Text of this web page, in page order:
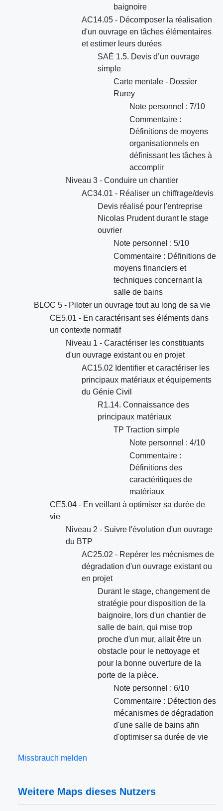
baignoire
AC14.05 - Décomposer la réalisation
d'un ouvrage en tâches élémentaires
et estimer leurs durées
SAÉ 1.5. Devis d’un ouvrage
simple
Carte mentale - Dossier
Rurey
Note personnel : 7/10
Commentaire :
Définitions de moyens
organisationnels en
définissant les tâches à
accomplir
Niveau 3 - Conduire un chantier
AC34.01 - Réaliser un chiffrage/devis
Devis réalisé pour l'entreprise
Nicolas Prudent durant le stage
ouvrier
Note personnel : 5/10
Commentaire : Définitions de
moyens financiers et
techniques concernant la
salle de bains
BLOC 5 - Piloter un ouvrage tout au long de sa vie
CE5.01 - En caractérisant ses éléments dans
un contexte normatif
Niveau 1 - Caractériser les constituants
d'un ouvrage existant ou en projet
AC15.02 Identifier et caractériser les
principaux matériaux et équipements
du Génie Civil
R1.14. Connaissance des
principaux matériaux
TP Traction simple
Note personnel : 4/10
Commentaire :
Définitions des
caractéritiques de
matériaux
CE5.04 - En veillant à optimiser sa durée de
vie
Niveau 2 - Suivre l'évolution d'un ouvrage
du BTP
AC25.02 - Repérer les mécnismes de
dégradation d'un ouvrage existant ou
en projet
Durant le stage, changement de
stratégie pour disposition de la
baignoire, lors d'un chantier de
salle de bain, qui mise trop
proche d'un mur, allait être un
obstacle pour le nettoyage et
pour la bonne ouverture de la
porte de la pièce.
Note personnel : 6/10
Commentaire : Détection des
mécanismes de dégradation
d'une salle de bains afin
d'optimiser sa durée de vie
Missbrauch melden
Weitere Maps dieses Nutzers